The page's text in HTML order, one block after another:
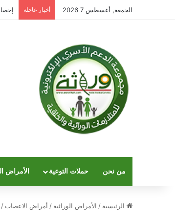
الجمعة, أغسطس 7 2026 أخبار عاجلة
من نحن حملات التوعية الأمراض
الرئيسية / الأمراض الوراثية / أمراض الاعصاب /